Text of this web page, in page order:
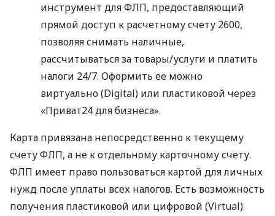
инструмент для ФЛП, предоставляющий
прямой доступ к расчетному счету 2600,
позволяя снимать наличные,
рассчитываться за товары/услуги и платить
налоги 24/7. Оформить ее можно
виртуально (Digital) или пластиковой через
«Приват24 для бизнеса».
Карта привязана непосредственно к текущему
счету ФЛП, а не к отдельному карточному счету.
ФЛП имеет право пользоваться картой для личных
нужд после уплаты всех налогов. Есть возможность
получения пластиковой или цифровой (Virtual)